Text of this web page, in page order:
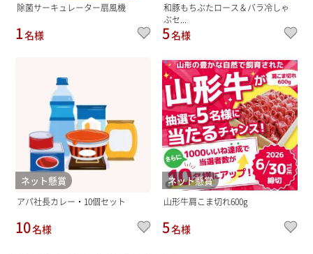
除菌サーキュレーター扇風機
1名様
和豚もちぶたロース＆バラ冷しゃ
ぶセ...
5名様
ネット懸賞
アパ社長カレー・10個セット
10名様
ネット懸賞
山形牛肩こま切れ600g
5名様